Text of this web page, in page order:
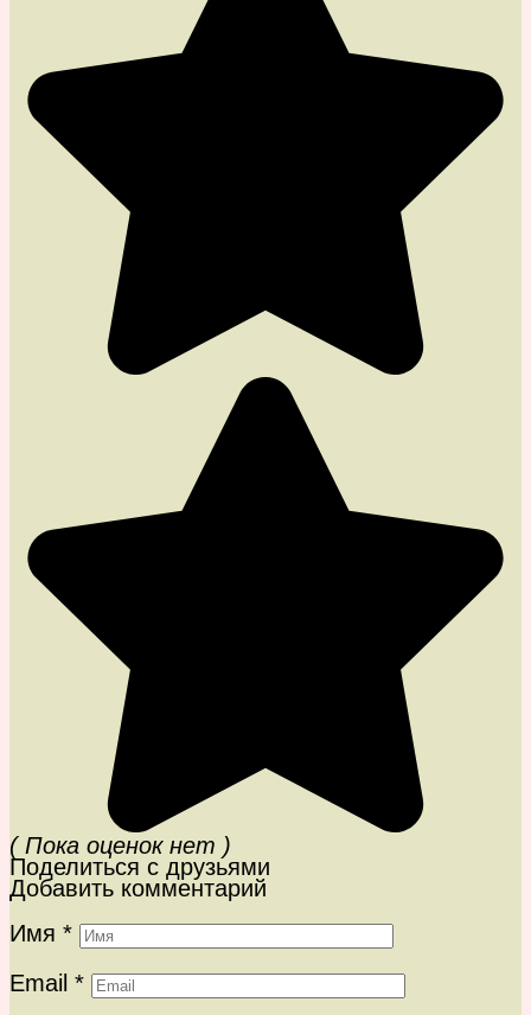
( Пока оценок нет )
Поделиться с друзьями
Добавить комментарий
Имя *
Email *